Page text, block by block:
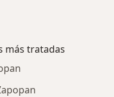
más tratadas